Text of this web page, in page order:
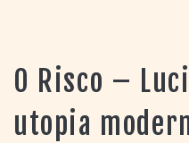
CINEMA GAÚCHO
> APRESENTAÇÃO
> BUSCA AVANÇADA
O Risco –
utopia